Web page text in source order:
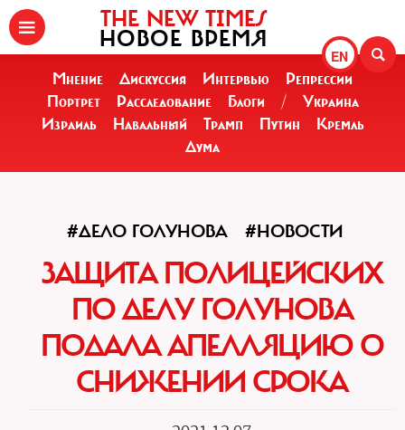
EN
THE NEW TIMES
НОВОЕ ВРЕМЯ
Мнение Дискуссия Интервью
Репрессии
Портрет
Расследование Блоги /
Украина
Израиль
Навальный Трамп Путин
Кремль
Дума
#ДЕЛО ГОЛУНОВА #НОВОСТИ
ЗАЩИТА ПОЛИЦЕЙСКИХ
ПО ДЕЛУ ГОЛУНОВА
ПОДАЛА АПЕЛЛЯЦИЮ О
СНИЖЕНИИ СРОКА